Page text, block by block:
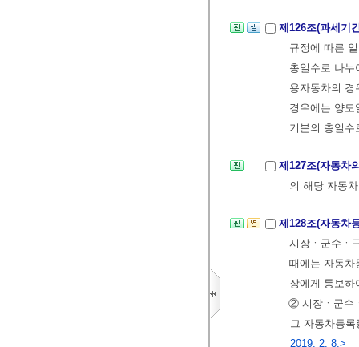
제126조(과세기
규정에 따른
총일수로 나
용자동차의
경우에는 양도
기분의 총일
제127조(자동차
의 해당 자동
제128조(자동차
시장ㆍ군수ㆍ
때에는 자동차
장에게 통보
② 시장ㆍ군수
그 자동차등
2019. 2. 8.>